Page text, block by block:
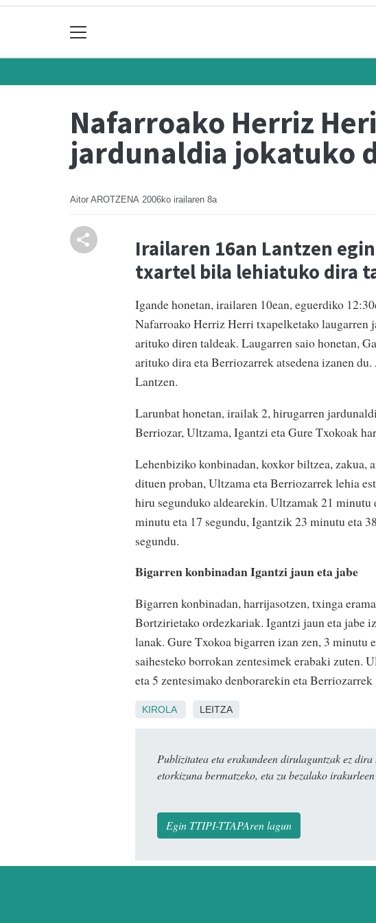
Nafarroako Herriz
jardunaldia jokatuko
Aitor AROTZENA 2006ko irailaren 8a
Irailaren 16an Lantzen
txartel bila lehiatuko dira
Igande honetan, irailaren 10ean, eguerdiko
Nafarroako Herriz Herri txapelketako laugarren
arituko diren taldeak. Laugarren saio honetan,
arituko dira eta Berriozarrek atsedena izanen
Lantzen.
Larunbat honetan, irailak 2, hirugarren
Berriozar, Ultzama, Igantzi eta Gure Txokoak
Lehenbiziko konbinadan, koxkor biltzea, zakua,
dituen proban, Ultzama eta Berriozarrek lehia
hiru segunduko aldearekin. Ultzamak 21
minutu eta 17 segundu, Igantzik 23 minutu eta
segundu.
Bigarren konbinadan Igantzi jaun eta jabe
Bigarren konbinadan, harrijasotzen, txinga
Bortzirietako ordezkariak. Igantzi jaun eta jabe
lanak. Gure Txokoa bigarren izan zen, 3 minutu
saihesteko borrokan zentesimek erabaki zuten.
eta 5 zentesimako denborarekin eta
KIROLA LEITZA
Publizitatea eta erakundeen dirulaguntzak ez
etorkizuna bermatzeko, eta zu bezalako
Egin TTIPI-TTAPAren lagun